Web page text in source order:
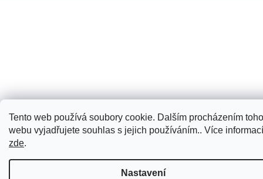
Tento web používá soubory cookie. Dalším procházením
webu vyjadřujete souhlas s jejich používáním.. Více informací
zde.
Nastavení